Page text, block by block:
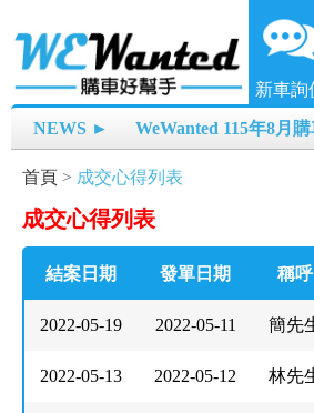
新車詢
NEWS ► WeWanted 115年8月
首頁 > 成交心得列表
成交心得列表
結案日期 發單日期 稱呼
2022-05-19 2022-05-11 簡先
2022-05-13 2022-05-12 林先